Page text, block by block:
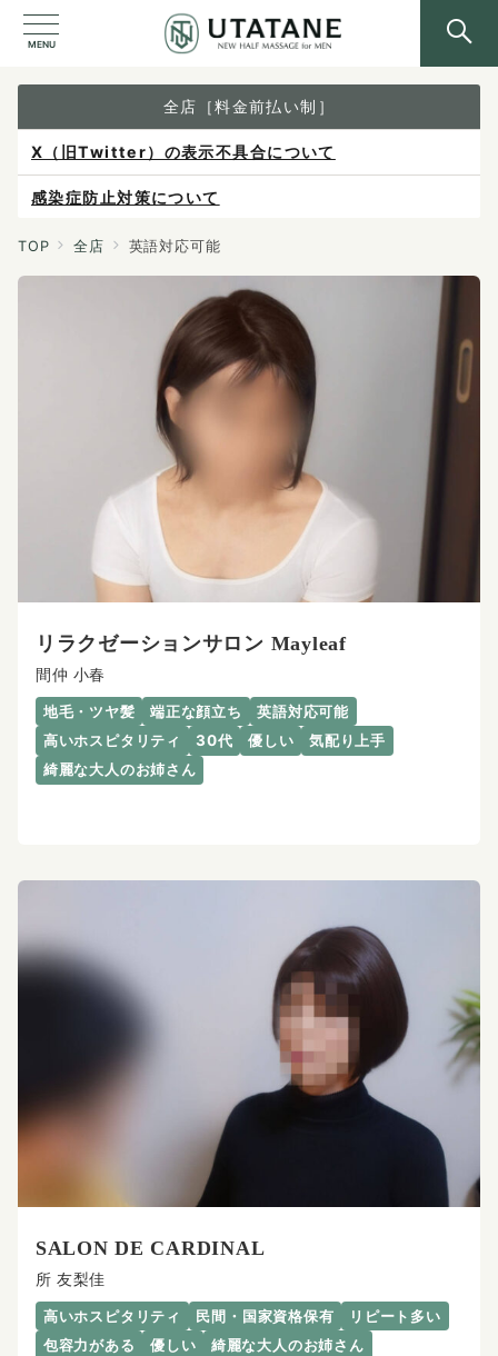
MENU
全店［料金前払い制］
X（旧Twitter）の表示不具合について
感染症防止対策について
ご予約は各店へ直接お問い合わせください。
料金は当日施術前にお支払いください。
TOP 全店 英語対応可能
リラクゼーションサロン Mayleaf
間仲 小春
地毛・ツヤ髪 端正な顔立ち
英語対応可能
高いホスピタリティ
30代 優しい
気配り上手
綺麗な大人のお姉さん
SALON DE CARDINAL
所 友梨佳
高いホスピタリティ 民間・国家資格保有
リピート多い
包容力がある
優しい
綺麗な大人のお姉さん